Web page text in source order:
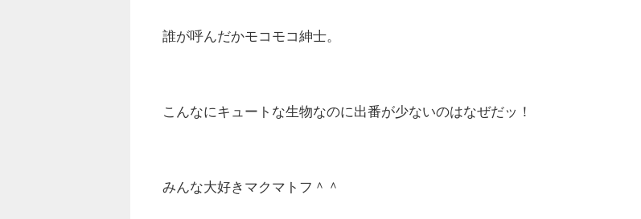
誰が呼んだかモコモコ紳士。
こんなにキュートな生物なのに出番が少ないのはなぜだッ！
みんな大好きマクマトフ＾＾